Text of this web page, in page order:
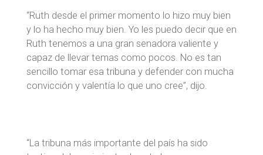
“Ruth desde el primer momento lo hizo muy bien
y lo ha hecho muy bien. Yo les puedo decir que en
Ruth tenemos a una gran senadora valiente y
capaz de llevar temas como pocos. No es tan
sencillo tomar esa tribuna y defender con mucha
convicción y valentía lo que uno cree”, dijo.
“La tribuna más importante del país ha sido